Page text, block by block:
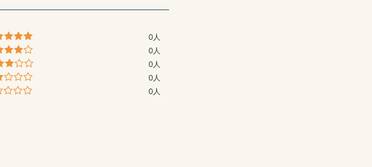
0人
0人
0人
0人
0人